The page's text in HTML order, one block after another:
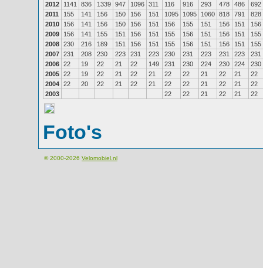
2012
1141 836 1339 947 1096 311 116 916 293 478 486
692
2011
155 141 156 150 156 151 1095 1095 1060 818 791
828
2010
156 141 156 150 156 151 156 155 151 156 151
156
2009
156 141 155 151 156 151 155 156 151 156 151
155
2008 230 216 189 151 156 151 155 156 151 156 151
155
2007 231 208 230 223 231 223 230 231 223 231 223
231
2006 22 19 22 21 22 149 231 230 224 230 224
230
2005 22 19 22 21 22 21 22 22 21 22 21
22
2004 22 20 22 21 22 21 22 22 21 22 21
22
2003
22 22 21 22 21 22
Foto's
© 2000-2026 Velomobiel.nl